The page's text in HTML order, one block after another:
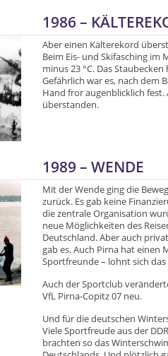
1986 –
Aber einen Kälterekord
Beim Eis- und Skifasching im
minus 23 °C. Das
Gefährlich war es, nach dem
Hand fror augenblicklich fest.
überstanden.
1989 – WENDE
Mit der Wende ging die
zurück. Es gab keine
die zentrale Organisation
neue Möglichkeiten des
Deutschland. Aber auch
gab es. Auch Pirna hat einen
Sportfreunde – lohnt sich
Auch der Sportclub
VfL Pirna-Copitz 07 neu.
Und für die deutschen
Viele Sportfreude aus der
brachten so das